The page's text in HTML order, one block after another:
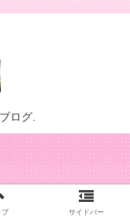
ログ.
プ サイドバー